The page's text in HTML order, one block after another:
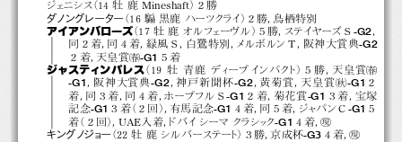
ジェニシス（14牡鹿Mineshaft）２勝
ダノ ングレーター（16騸黒鹿ハーツクライ）２勝，鳥栖特別
アイアンバローズ（17牡鹿オルフェーヴル ）５勝，ステイヤーズＳ -G2，
同２着，同４着，緑風Ｓ，白鷺特別，メルボルン Ｔ ，阪神大賞典-G2
２着，天皇賞" -G1 ５着
ジャスティンパレス（19牡青鹿ディープインパクト）５勝，天皇賞"
-G1 ，阪神大賞典-G2 ，神戸新聞杯-G2 ，黄菊賞，天皇賞# -G1 ２
着，同３着，同４着，ホープフルＳ-G1 ２着，菊花賞-G1 ３着，宝塚
記念-G1 ３着（２回），有馬記念-G1 ４着，同５着，ジャパンＣ -G1 ５
着（２回），UAE入着，ドバイシーマ クラシック -G1 ４着，
!
キングノジョー（22牡鹿シルバーステート）３勝，京成杯-G3 ４着，
!